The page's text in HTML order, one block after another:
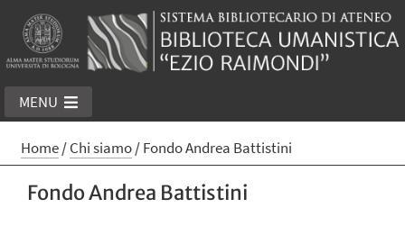
MENU
Home/Chi siamo/Fondo Andrea Battistini
Fondo Andrea Battistini